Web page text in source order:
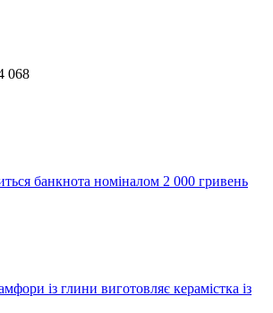
068
банкнота номіналом 2 000 гривень
із глини виготовляє керамістка із